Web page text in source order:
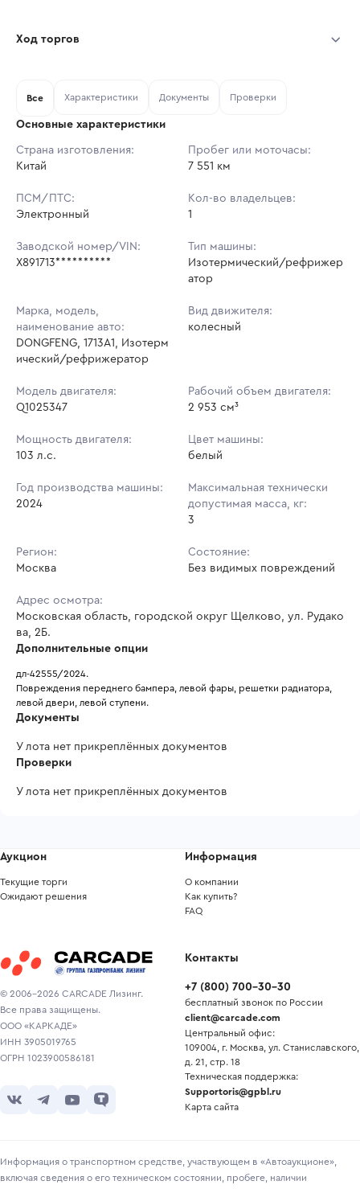
Тип аукциона: Открытые торги
Шаг торгов: 30 856 ₽
Кол-во ставок:
Ход торгов
Ставок не найдено
в аукционах
Все Характеристики Документы Проверки
Основные характеристики
Страна изготовления:
Китай
Пробег или моточасы:
7 551 км
ПСМ/ПТС:
Электронный
Кол-во владельцев:
1
Заводской номер/VIN:
X891713**********
Тип машины:
Изотермический/рефрижер
атор
Марка, модель,
наименование авто:
DONGFENG, 1713A1, Изотерм
ический/рефрижератор
Вид движителя:
колесный
Модель двигателя:
Q1025347
Рабочий объем двигателя:
2 953 см³
Мощность двигателя:
103 л.с.
Цвет машины:
белый
Год производства машины:
2024
Максимальная технически
допустимая масса, кг:
3
Регион:
Москва
Состояние:
Без видимых повреждений
Адрес осмотра:
Московская область, городской округ Щелково, ул. Рудако
ва, 2Б.
Дополнительные опции
дл-42555/2024.
Повреждения переднего бампера, левой фары, решетки радиатора,
левой двери, левой ступени.
Документы
У лота нет прикреплённых документов
Проверки
У лота нет прикреплённых документов
© 2006-2026 CARCADE Лизинг.
Все права защищены.
ООО «КАРКАДЕ»
ИНН 3905019765
ОГРН 1023900586181
Аукцион
Текущие торги
Ожидают решения
Информация
О компании
Как купить?
FAQ
Контакты
+7 (800) 700-30-30
бесплатный звонок по России
client@carcade.com
Центральный офис:
109004, г. Москва, ул. Станиславского,
д. 21, стр. 18
Техническая поддержка:
Supportoris@gpbl.ru
Карта сайта
Информация о транспортном средстве, участвующем в «Автоаукционе»,
включая сведения о его техническом состоянии, пробеге, наличии